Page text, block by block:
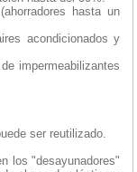
hasta un
acondicionados y
impermeabilizantes
ser reutilizado.
los "desayunadores"